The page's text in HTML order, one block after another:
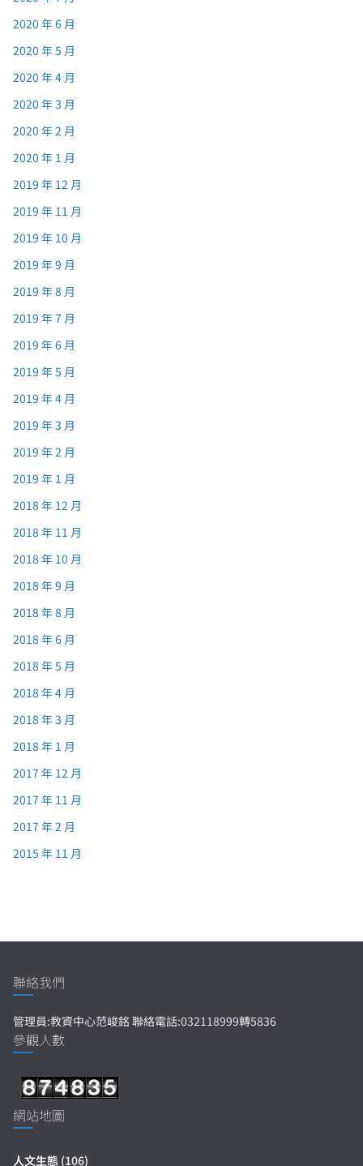
2020 年 6 月
2020 年 5 月
2020 年 4 月
2020 年 3 月
2020 年 2 月
2020 年 1 月
2019 年 12 月
2019 年 11 月
2019 年 10 月
2019 年 9 月
2019 年 8 月
2019 年 7 月
2019 年 6 月
2019 年 5 月
2019 年 4 月
2019 年 3 月
2019 年 2 月
2019 年 1 月
2018 年 12 月
2018 年 11 月
2018 年 10 月
2018 年 9 月
2018 年 8 月
2018 年 6 月
2018 年 5 月
2018 年 4 月
2018 年 3 月
2018 年 1 月
2017 年 12 月
2017 年 11 月
2017 年 2 月
2015 年 11 月
聯絡我們
管理員:教資中心范峻銘 聯絡電話:032118999轉5836
參觀人數
網站地圖
人文生態 (106)